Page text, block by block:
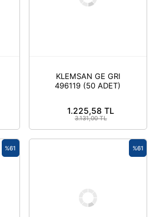
KLEMSAN GE GRI
496119 (50 ADET)
1.225,58 TL
3.131,00 TL
%61 %61